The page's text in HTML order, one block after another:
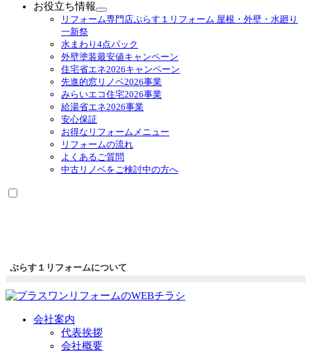
ニ
ュ
を
展
開
お役立ち情報
サ
メ
ニ
ュ
ー
を
展
リフォーム専門店ぷらす１リフォーム 屋根・外壁・水廻り
一新祭
水まわり4点パック
外壁塗装最安値キャンペーン
住宅省エネ2026キャンペーン
先進的窓リノベ2026事業
みらいエコ住宅2026事業
給湯省エネ2026事業
安心保証
お得なリフォームメニュー
リフォームの流れ
よくあるご質問
中古リノベをご検討中の方へ
ぷらす１リフォームについて
会社案内
代表挨拶
会社概要